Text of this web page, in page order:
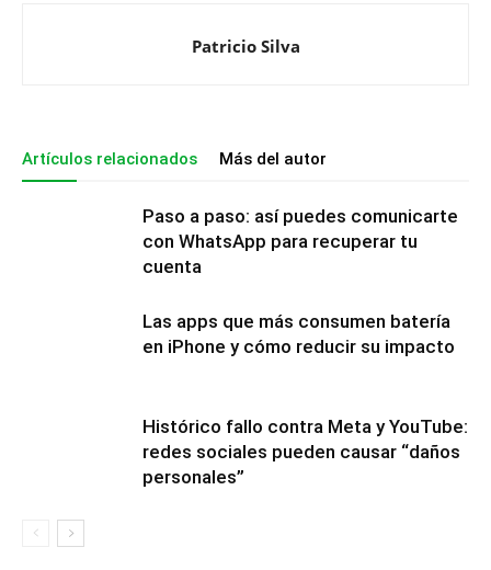
Patricio Silva
Artículos relacionados Más del autor
Paso a paso: así puedes comunicarte
con WhatsApp para recuperar tu
cuenta
Las apps que más consumen batería
en iPhone y cómo reducir su impacto
Histórico fallo contra Meta y YouTube:
redes sociales pueden causar “daños
personales”